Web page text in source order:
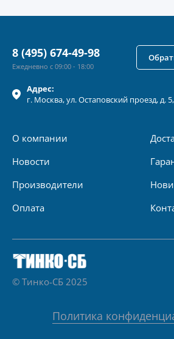
Адрес:
г. Москва, ул.Остаповский проезд, д.
О компании
Новости
Производители
Оплата
8 (495) 674-49-98
Ежедневно с 09:00 - 18:00
© Тинко-СБ 2025
Политика